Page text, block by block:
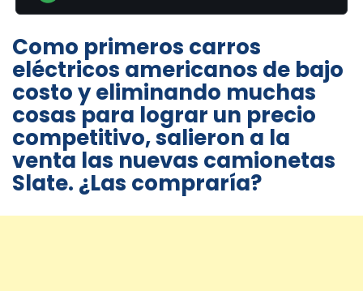
Como primeros carros
eléctricos americanos de bajo
costo y eliminando muchas
cosas para lograr un precio
competitivo, salieron a la
venta las nuevas camionetas
Slate. ¿Las compraría?